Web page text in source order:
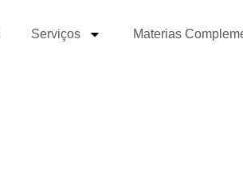
Serviços Materias